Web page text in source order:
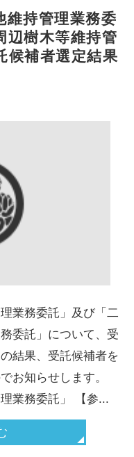
維持管理業務委
辺樹木等維持管
候補者選定結果
業務委託」及び「二
委託」について、受
結果、受託候補者を
お知らせします。
業務委託」 【参...